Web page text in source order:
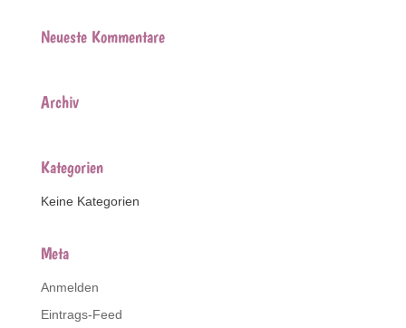
Neueste Kommentare
Archiv
Kategorien
Keine Kategorien
Meta
Anmelden
Eintrags-Feed